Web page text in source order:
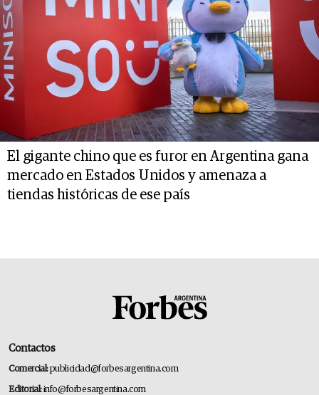
El gigante chino que es furor en Argentina gana
mercado en Estados Unidos y amenaza a
tiendas históricas de ese país
Contactos
Comercial:publicidad@forbesargentina.com
Editorial:info@forbesargentina.com